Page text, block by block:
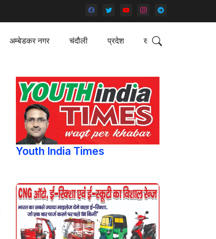
अम्बेडकर नगर चंदौली प्रदेश खेल
Youth India Times